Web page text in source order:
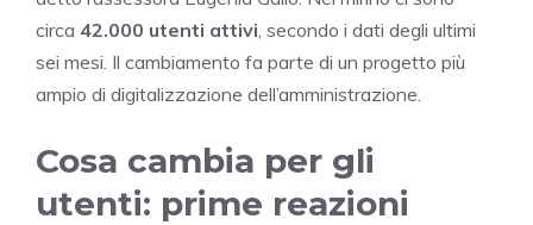
circa 42.000 utenti attivi , secondo i dati degli ultimi
sei mesi. Il cambiamento fa parte di un progetto più
ampio di digitalizzazione dell’amministrazione.
Cosa cambia per gli
utenti: prime reazioni